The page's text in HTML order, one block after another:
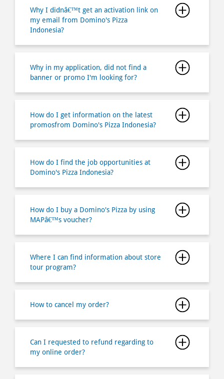
Why I didnâ€™t get an activation link on
my email from Domino's Pizza
Indonesia?
Why in my application, did not find a
banner or promo I'm looking for?
How do I get information on the latest
promosfrom Domino's Pizza Indonesia?
How do I find the job opportunities at
Domino's Pizza Indonesia?
How do I buy a Domino's Pizza by using
MAPâ€™s voucher?
Where I can find information about store
tour program?
How to cancel my order?
Can I requested to refund regarding to
my online order?